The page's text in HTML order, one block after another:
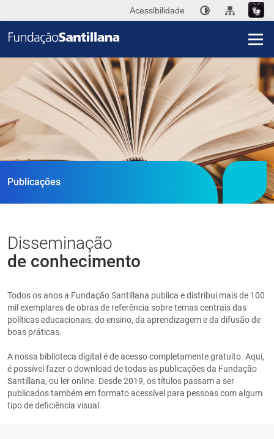
Acessibilidade
A
PT
Publicações
Disseminação
de conhecimento
Todos os anos a Fundação Santillana publica e distribui mais de 100
mil exemplares de obras de referência sobre temas centrais das
políticas educacionais, do ensino, da aprendizagem e da difusão de
boas práticas.
A nossa biblioteca digital é de acesso completamente gratuito. Aqui,
é possível fazer o download de todas as publicações da Fundação
Santillana, ou ler online. Desde 2019, os títulos passam a ser
publicados também em formato acessível para pessoas com algum
tipo de deficiência visual.